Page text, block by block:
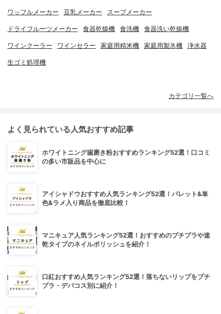
ワッフルメーカー 豆乳メーカー スープメーカー
ドライフルーツメーカー 食器乾燥機 食洗機 食器洗い乾燥機
ワインクーラー ワインセラー 家庭用精米機 家庭用製氷機 浄水器
生ゴミ処理機
カテゴリ一覧へ
よく見られている人気おすすめ記事
ホワイトニング歯磨き粉おすすめランキング52選！口コミ
の多い市販品を中心に
アイシャドウおすすめ人気ランキング52選！パレット&単
色&ラメ入り商品を徹底比較！
マニキュア人気ランキング52選！おすすめのプチプラや速
乾タイプのネイルポリッシュを紹介！
口紅おすすめ人気ランキング52選！落ちないリップをプチ
プラ・デパコス別に紹介！